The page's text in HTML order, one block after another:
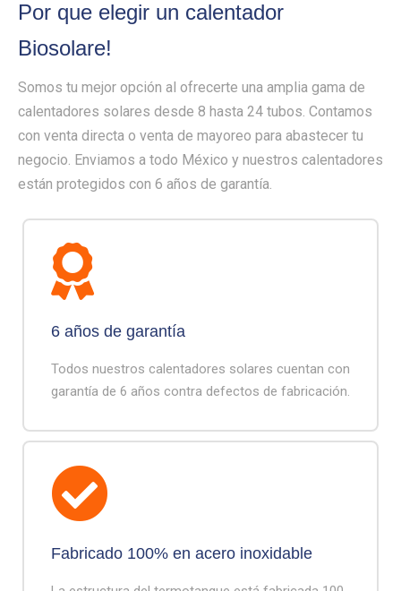
Por que elegir un calentador
Biosolare!
Somos tu mejor opción al ofrecerte una amplia gama de
calentadores solares desde 8 hasta 24 tubos. Contamos
con venta directa o venta de mayoreo para abastecer tu
negocio. Enviamos a todo México y nuestros calentadores
están protegidos con 6 años de garantía.
6 años de garantía
Todos nuestros calentadores solares cuentan con
garantía de 6 años contra defectos de fabricación.
Fabricado 100% en acero inoxidable